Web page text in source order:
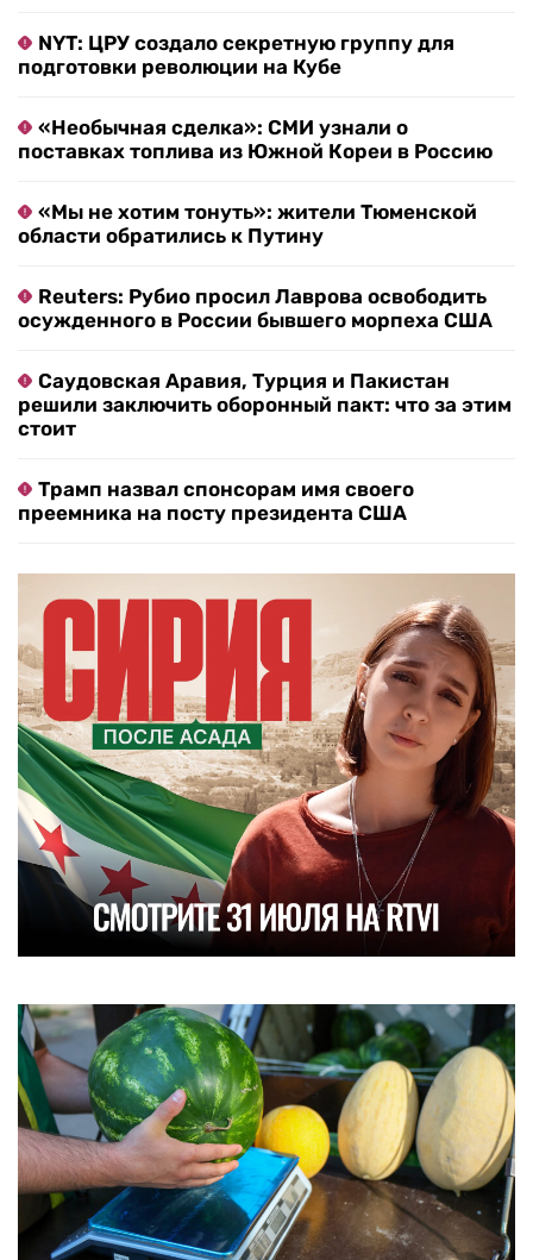
NYT: ЦРУ создало секретную группу для
подготовки революции на Кубе
«Необычная сделка»: СМИ узнали о
поставках топлива из Южной Кореи в Россию
«Мы не хотим тонуть»: жители Тюменской
области обратились к Путину
Reuters: Рубио просил Лаврова освободить
осужденного в России бывшего морпеха США
Саудовская Аравия, Турция и Пакистан
решили заключить оборонный пакт: что за этим
стоит
Трамп назвал спонсорам имя своего
преемника на посту президента США